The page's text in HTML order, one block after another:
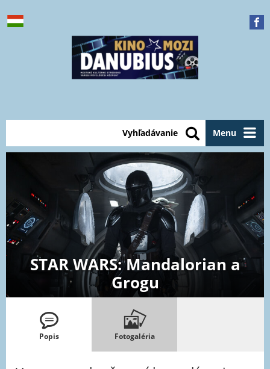
Menu
Vyhľadávanie
STAR WARS: Mandalorian a
Grogu
Popis Fotogaléria